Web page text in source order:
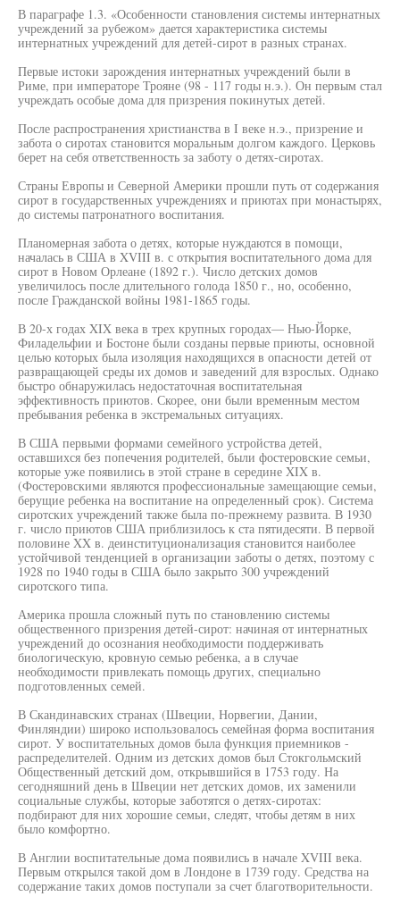
В параграфе 1.3. «Особенности становления системы интернатных
учреждений за рубежом» дается характеристика системы
интернатных учреждений для детей-сирот в разных странах.
Первые истоки зарождения интернатных учреждений были в
Риме, при императоре Трояне (98 - 117 годы н.э.). Он первым стал
учреждать особые дома для призрения покинутых детей.
После распространения христианства в I веке н.э., призрение и
забота о сиротах становится моральным долгом каждого. Церковь
берет на себя ответственность за заботу о детях-сиротах.
Страны Европы и Северной Америки прошли путь от содержания
сирот в государственных учреждениях и приютах при монастырях,
до системы патронатного воспитания.
Планомерная забота о детях, которые нуждаются в помощи,
началась в США в XVIII в. с открытия воспитательного дома для
сирот в Новом Орлеане (1892 г.). Число детских домов
увеличилось после длительного голода 1850 г., но, особенно,
после Гражданской войны 1981-1865 годы.
В 20-х годах XIX века в трех крупных городах— Нью-Йорке,
Филадельфии и Бостоне были созданы первые приюты, основной
целью которых была изоляция находящихся в опасности детей от
развращающей среды их домов и заведений для взрослых. Однако
быстро обнаружилась недостаточная воспитательная
эффективность приютов. Скорее, они были временным местом
пребывания ребенка в экстремальных ситуациях.
В США первыми формами семейного устройства детей,
оставшихся без попечения родителей, были фостеровские семьи,
которые уже появились в этой стране в середине XIX в.
(Фостеровскими являются профессиональные замещающие семьи,
берущие ребенка на воспитание на определенный срок). Система
сиротских учреждений также была по-прежнему развита. В 1930
г. число приютов США приблизилось к ста пятидесяти. В первой
половине XX в. деинституционализация становится наиболее
устойчивой тенденцией в организации заботы о детях, поэтому с
1928 по 1940 годы в США было закрыто 300 учреждений
сиротского типа.
Америка прошла сложный путь по становлению системы
общественного призрения детей-сирот: начиная от интернатных
учреждений до осознания необходимости поддерживать
биологическую, кровную семью ребенка, а в случае
необходимости привлекать помощь других, специально
подготовленных семей.
В Скандинавских странах (Швеции, Норвегии, Дании,
Финляндии) широко использовалось семейная форма воспитания
сирот. У воспитательных домов была функция приемников -
распределителей. Одним из детских домов был Стокгольмский
Общественный детский дом, открывшийся в 1753 году. На
сегодняшний день в Швеции нет детских домов, их заменили
социальные службы, которые заботятся о детях-сиротах:
подбирают для них хорошие семьи, следят, чтобы детям в них
было комфортно.
В Англии воспитательные дома появились в начале XVIII века.
Первым открылся такой дом в Лондоне в 1739 году. Средства на
содержание таких домов поступали за счет благотворительности.